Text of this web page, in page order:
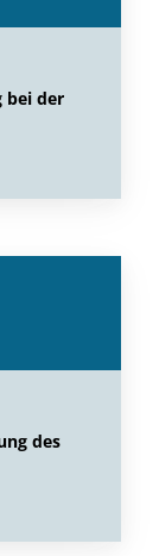
bei der
des